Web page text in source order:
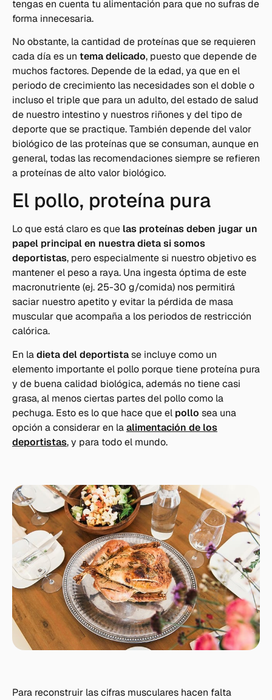
tengas en cuenta tu alimentación para que no sufras de
forma innecesaria.
No obstante, la cantidad de proteínas que se requieren
cada día es un tema delicado, puesto que depende de
muchos factores. Depende de la edad, ya que en el
periodo de crecimiento las necesidades son el doble o
incluso el triple que para un adulto, del estado de salud
de nuestro intestino y nuestros riñones y del tipo de
deporte que se practique. También depende del valor
biológico de las proteínas que se consuman, aunque en
general, todas las recomendaciones siempre se refieren
a proteínas de alto valor biológico.
El pollo, proteína pura
Lo que está claro es que las proteínas deben jugar un
papel principal en nuestra dieta si somos
deportistas, pero especialmente si nuestro objetivo es
mantener el peso a raya. Una ingesta óptima de este
macronutriente (ej. 25-30 g/comida) nos permitirá
saciar nuestro apetito y evitar la pérdida de masa
muscular que acompaña a los periodos de restricción
calórica.
En ladieta del deportistase incluye como un
elemento importante el pollo porque tiene proteína pura
y de buena calidad biológica, además no tiene casi
grasa, al menos ciertas partes del pollo como la
pechuga. Esto es lo que hace que el pollo sea una
opción a considerar en laalimentación de los
deportistas, y para todo el mundo.
Para reconstruir las cifras musculares hacen falta